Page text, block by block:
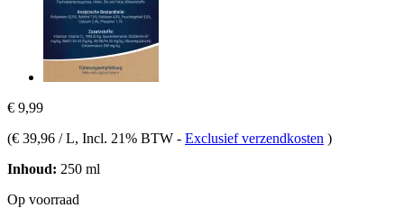
€ 9,99
(€ 39,96 / L, Incl. 21% BTW - Exclusief verzendkosten )
Inhoud: 250 ml
Op voorraad